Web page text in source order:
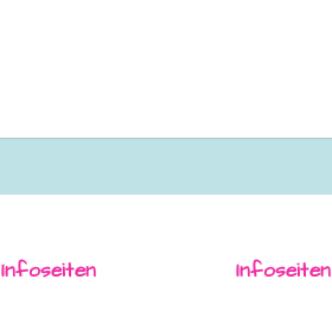
Infoseiten Infoseiten